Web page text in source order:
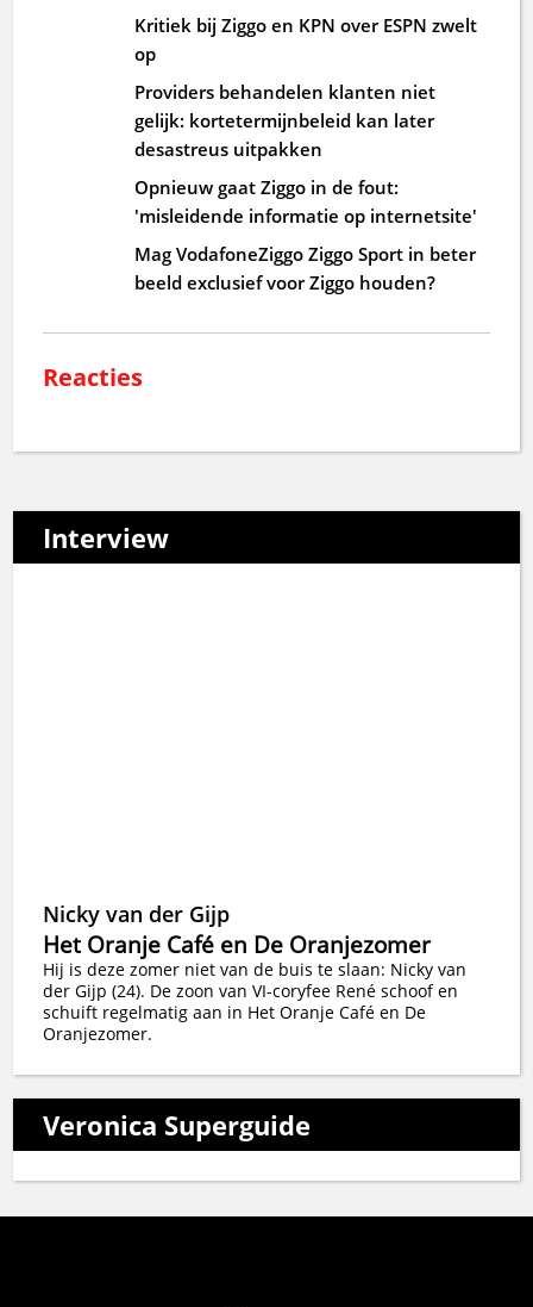
Kritiek bij Ziggo en KPN over ESPN zwelt
op
Providers behandelen klanten niet
gelijk: kortetermijnbeleid kan later
desastreus uitpakken
Opnieuw gaat Ziggo in de fout:
'misleidende informatie op internetsite'
Mag VodafoneZiggo Ziggo Sport in beter
beeld exclusief voor Ziggo houden?
Reacties
Interview
Nicky van der Gijp
Het Oranje Café en De Oranjezomer
Hij is deze zomer niet van de buis te slaan: Nicky van
der Gijp (24). De zoon van VI-coryfee René schoof en
schuift regelmatig aan in Het Oranje Café en De
Oranjezomer.
Veronica Superguide